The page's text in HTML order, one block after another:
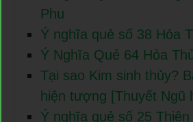
Phu
Ý nghĩa quẻ số 38 Hỏa
Ý Nghĩa Quẻ 64 Hỏa
Tại sao Kim sinh thủy?
hiện tượng [Thuyết Ngũ
Ý nghĩa quẻ số 25